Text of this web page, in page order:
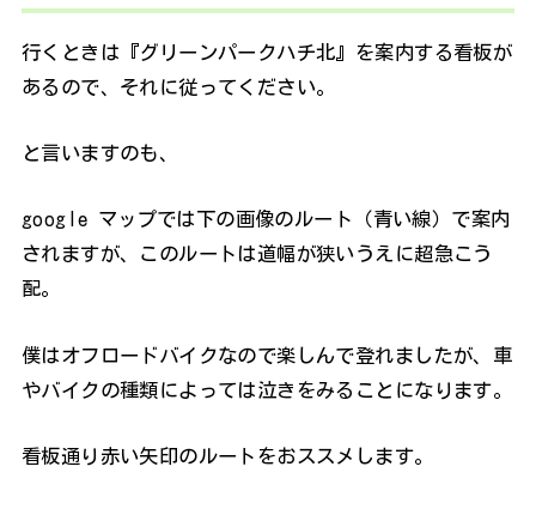
行くときは『グリーンパークハチ北』を案内する看板が
あるので、それに従ってください。
と言いますのも、
google マップでは下の画像のルート（青い線）で案内
されますが、このルートは道幅が狭いうえに超急こう
配。
僕はオフロードバイクなので楽しんで登れましたが、車
やバイクの種類によっては泣きをみることになります。
看板通り赤い矢印のルートをおススメします。